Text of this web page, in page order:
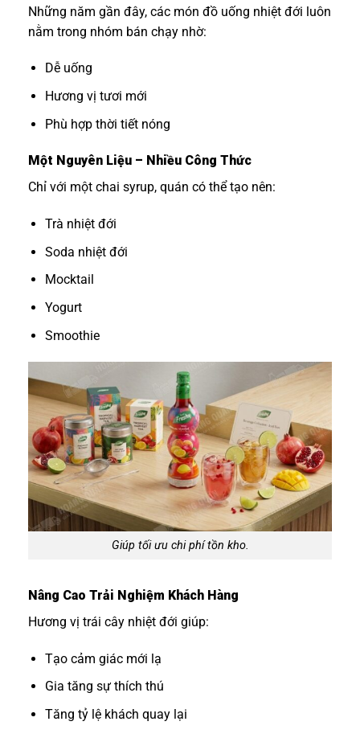
Những năm gần đây, các món đồ uống nhiệt đới luôn
nằm trong nhóm bán chạy nhờ:
Dễ uống
Hương vị tươi mới
Phù hợp thời tiết nóng
Một Nguyên Liệu – Nhiều Công Thức
Chỉ với một chai syrup, quán có thể tạo nên:
Trà nhiệt đới
Soda nhiệt đới
Mocktail
Yogurt
Smoothie
Giúp tối ưu chi phí tồn kho.
Nâng Cao Trải Nghiệm Khách Hàng
Hương vị trái cây nhiệt đới giúp:
Tạo cảm giác mới lạ
Gia tăng sự thích thú
Tăng tỷ lệ khách quay lại